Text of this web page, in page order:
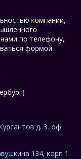
компании,
по телефону,
формой
д. 3, оф
134, корп 1